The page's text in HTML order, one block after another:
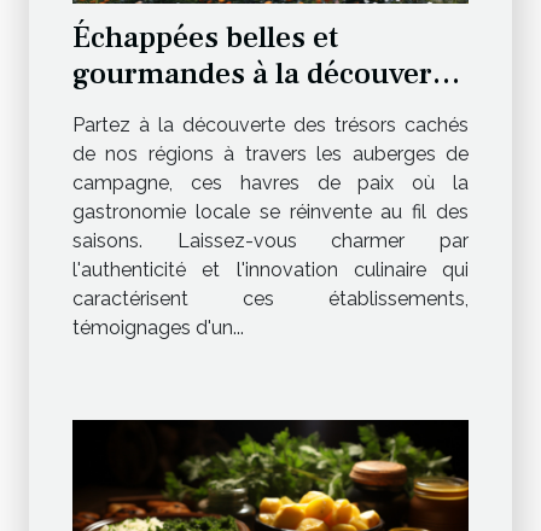
Échappées belles et
gourmandes à la découverte
des auberges de campagne
et de leurs menus innovants
Partez à la découverte des trésors cachés
de nos régions à travers les auberges de
campagne, ces havres de paix où la
gastronomie locale se réinvente au fil des
saisons. Laissez-vous charmer par
l'authenticité et l'innovation culinaire qui
caractérisent ces établissements,
témoignages d'un...